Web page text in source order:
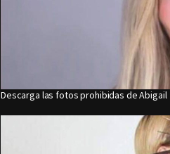
Descarga las fotos prohibidas de Abigail